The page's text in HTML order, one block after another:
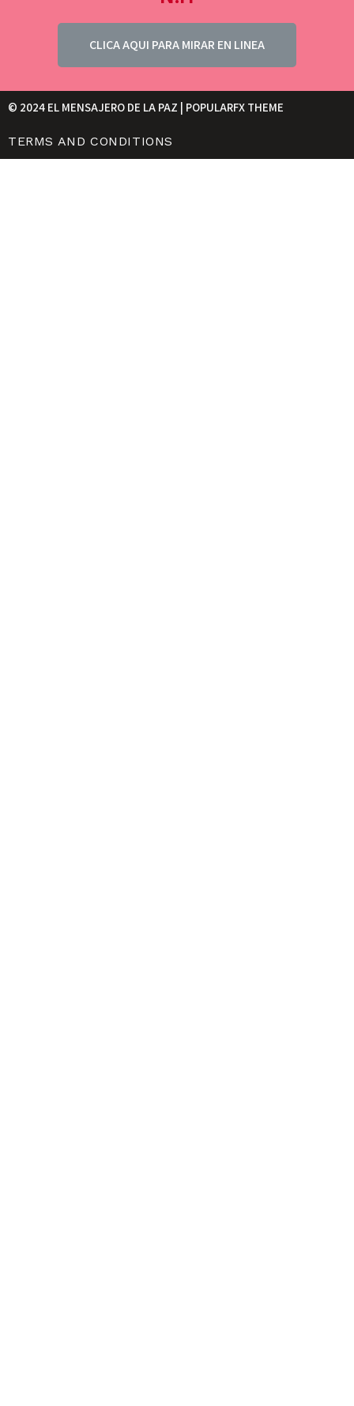
CLICA AQUI PARA MIRAR EN LINEA
© 2024 EL MENSAJERO DE LA PAZ | POPULARFX THEME
TERMS AND CONDITIONS